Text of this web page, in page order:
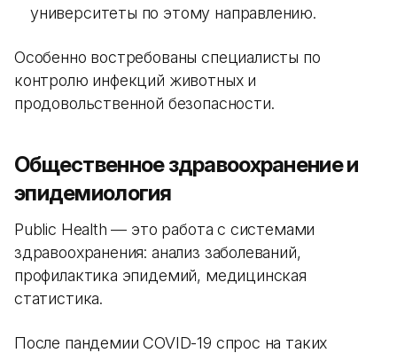
университеты по этому направлению.
Особенно востребованы специалисты по
контролю инфекций животных и
продовольственной безопасности.
Общественное здравоохранение и
эпидемиология
Public Health — это работа с системами
здравоохранения: анализ заболеваний,
профилактика эпидемий, медицинская
статистика.
После пандемии COVID-19 спрос на таких